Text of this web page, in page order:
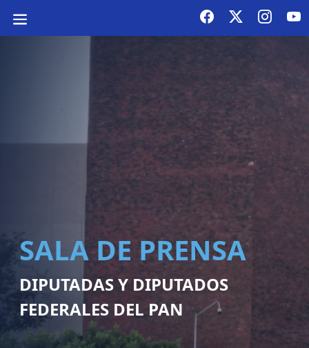
SALA DE PRENSA
DIPUTADAS Y DIPUTADOS
FEDERALES DEL PAN